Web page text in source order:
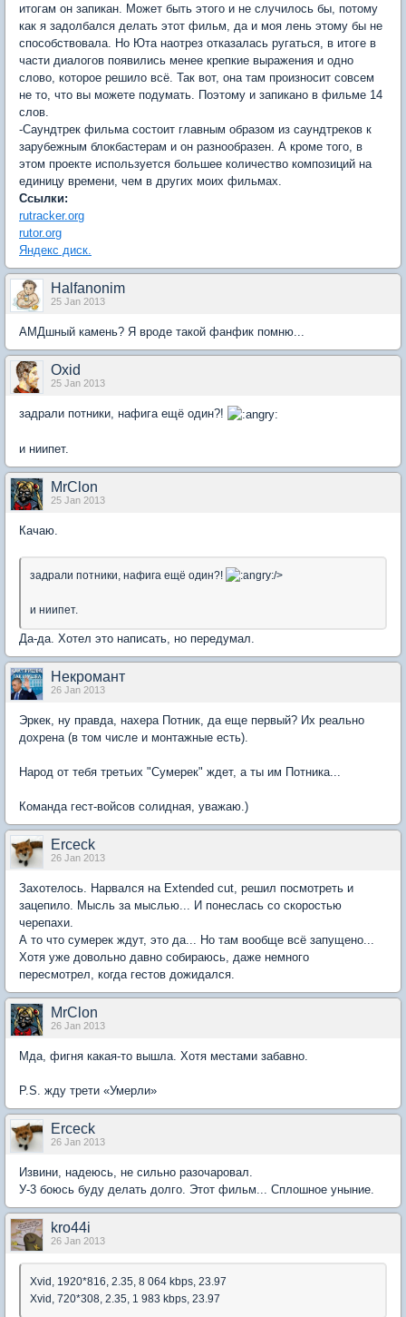
итогам он запикан. Может быть этого и не случилось бы, потому
как я задолбался делать этот фильм, да и моя лень этому бы не
способствовала. Но Юта наотрез отказалась ругаться, в итоге в
части диалогов появились менее крепкие выражения и одно
слово, которое решило всё. Так вот, она там произносит совсем
не то, что вы можете подумать. Поэтому и запикано в фильме 14
слов.
-Саундтрек фильма состоит главным образом из саундтреков к
зарубежным блокбастерам и он разнообразен. А кроме того, в
этом проекте используется большее количество композиций на
единицу времени, чем в других моих фильмах.
Ссылки:
rutracker.org
rutor.org
Яндекс диск.
Halfanonim
25 Jan 2013
АМДшный камень? Я вроде такой фанфик помню...
Oxid
25 Jan 2013
задрали потники, нафига ещё один?!
и ниипет.
MrClon
25 Jan 2013
Качаю.
задрали потники, нафига ещё один?! />
и ниипет.
Да-да. Хотел это написать, но передумал.
Некромант
26 Jan 2013
Эркек, ну правда, нахера Потник, да еще первый? Их реально
дохрена (в том числе и монтажные есть).
Народ от тебя третьих "Сумерек" ждет, а ты им Потника...
Команда гест-войсов солидная, уважаю.)
Erceck
26 Jan 2013
Захотелось. Нарвался на Extended cut, решил посмотреть и
зацепило. Мысль за мыслью... И понеслась со скоростью
черепахи.
А то что сумерек ждут, это да... Но там вообще всё запущено...
Хотя уже довольно давно собираюсь, даже немного
пересмотрел, когда гестов дожидался.
MrClon
26 Jan 2013
Мда, фигня какая-то вышла. Хотя местами забавно.
P.S. жду трети «Умерли»
Erceck
26 Jan 2013
Извини, надеюсь, не сильно разочаровал.
У-3 боюсь буду делать долго. Этот фильм... Сплошное уныние.
kro44i
26 Jan 2013
Xvid, 1920*816, 2.35, 8 064 kbps, 23.97
Xvid, 720*308, 2.35, 1 983 kbps, 23.97